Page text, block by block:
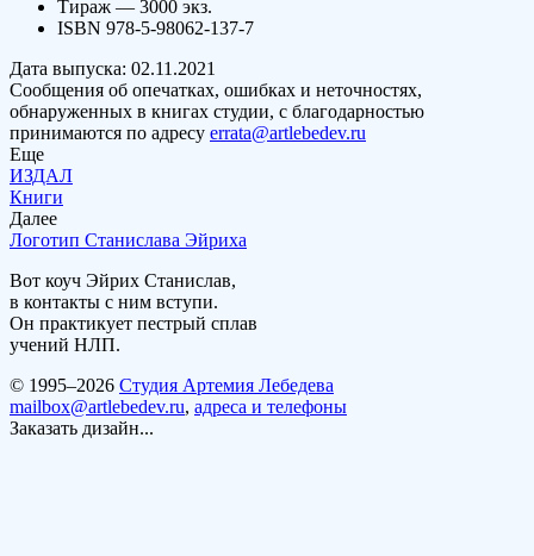
Тираж — 3000 экз.
ISBN 978-5-98062-137-7
Дата выпуска: 02.11.2021
Сообщения об опечатках, ошибках и неточностях,
обнаруженных в книгах студии, с благодарностью
принимаются по адресу errata@artlebedev.ru
Еще
ИЗДАЛ
Книги
Далее
Логотип Станислава Эйриха
Вот коуч Эйрих Станислав,
в контакты с ним вступи.
Он практикует пестрый сплав
учений НЛП.
© 1995–2026 Студия Артемия Лебедева
mailbox@artlebedev.ru, адреса и телефоны
Заказать дизайн...